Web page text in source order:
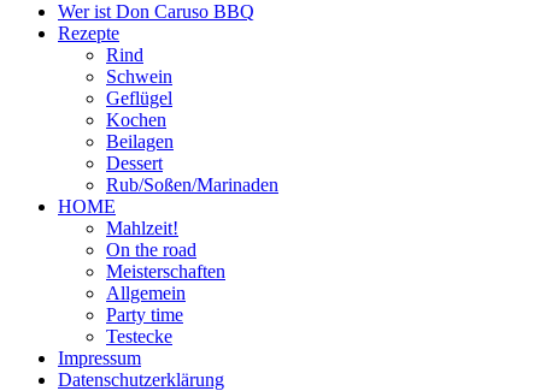
Wer ist Don Caruso BBQ
Rezepte
Rind
Schwein
Geflügel
Kochen
Beilagen
Dessert
Rub/Soßen/Marinaden
HOME
Mahlzeit!
On the road
Meisterschaften
Allgemein
Party time
Testecke
Impressum
Datenschutzerklärung